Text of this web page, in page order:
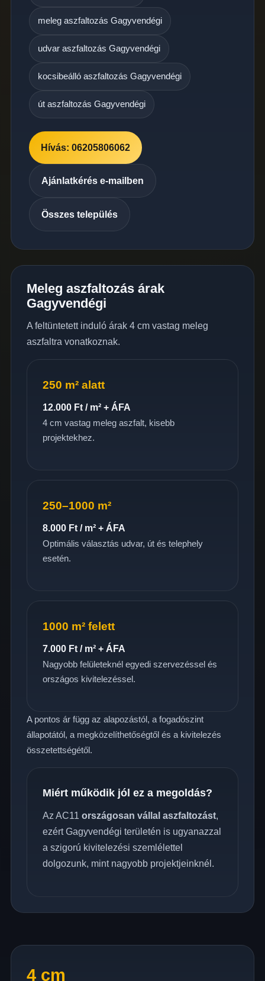
meleg aszfaltozás Gagyvendégi
udvar aszfaltozás Gagyvendégi
kocsibeálló aszfaltozás Gagyvendégi
út aszfaltozás Gagyvendégi
Hívás: 06205806062
Ajánlatkérés e-mailben
Összes település
Meleg aszfaltozás árak
Gagyvendégi
A feltüntetett induló árak 4 cm vastag meleg
aszfaltra vonatkoznak.
250 m² alatt
12.000 Ft / m² + ÁFA
4 cm vastag meleg aszfalt, kisebb
projektekhez.
250–1000 m²
8.000 Ft / m² + ÁFA
Optimális választás udvar, út és telephely
esetén.
1000 m² felett
7.000 Ft / m² + ÁFA
Nagyobb felületeknél egyedi szervezéssel és
országos kivitelezéssel.
A pontos ár függ az alapozástól, a fogadószint
állapotától, a megközelíthetőségtől és a kivitelezés
összetettségétől.
Miért működik jól ez a megoldás?
Az AC11 országosan vállal aszfaltozást,
ezért Gagyvendégi területén is ugyanazzal
a szigorú kivitelezési szemlélettel
dolgozunk, mint nagyobb projektjeinknél.
4 cm